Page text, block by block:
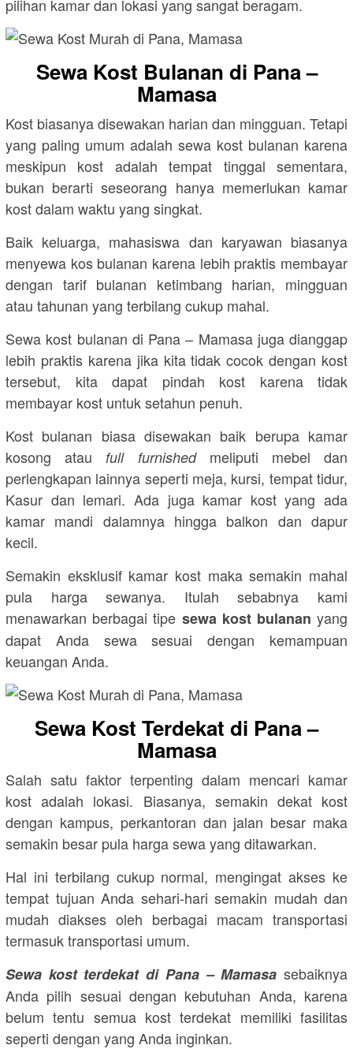
pilihan kamar dan lokasi yang sangat beragam.
Sewa Kost Bulanan di Pana –
Mamasa
Kost biasanya disewakan harian dan mingguan. Tetapi
yang paling umum adalah sewa kost bulanan karena
meskipun kost adalah tempat tinggal sementara,
bukan berarti seseorang hanya memerlukan kamar
kost dalam waktu yang singkat.
Baik keluarga, mahasiswa dan karyawan biasanya
menyewa kos bulanan karena lebih praktis membayar
dengan tarif bulanan ketimbang harian, mingguan
atau tahunan yang terbilang cukup mahal.
Sewa kost bulanan di Pana – Mamasa juga dianggap
lebih praktis karena jika kita tidak cocok dengan kost
tersebut, kita dapat pindah kost karena tidak
membayar kost untuk setahun penuh.
Kost bulanan biasa disewakan baik berupa kamar
kosong ataufull furnished meliputi mebel dan
perlengkapan lainnya seperti meja, kursi, tempat tidur,
Kasur dan lemari. Ada juga kamar kost yang ada
kamar mandi dalamnya hingga balkon dan dapur
kecil.
Semakin eksklusif kamar kost maka semakin mahal
pula harga sewanya. Itulah sebabnya kami
menawarkan berbagai tipe sewa kost bulanan yang
dapat Anda sewa sesuai dengan kemampuan
keuangan Anda.
Sewa Kost Terdekat di Pana –
Mamasa
Salah satu faktor terpenting dalam mencari kamar
kost adalah lokasi. Biasanya, semakin dekat kost
dengan kampus, perkantoran dan jalan besar maka
semakin besar pula harga sewa yang ditawarkan.
Hal ini terbilang cukup normal, mengingat akses ke
tempat tujuan Anda sehari-hari semakin mudah dan
mudah diakses oleh berbagai macam transportasi
termasuk transportasi umum.
Sewa kost terdekat di Pana – Mamasa sebaiknya
Anda pilih sesuai dengan kebutuhan Anda, karena
belum tentu semua kost terdekat memiliki fasilitas
seperti dengan yang Anda inginkan.